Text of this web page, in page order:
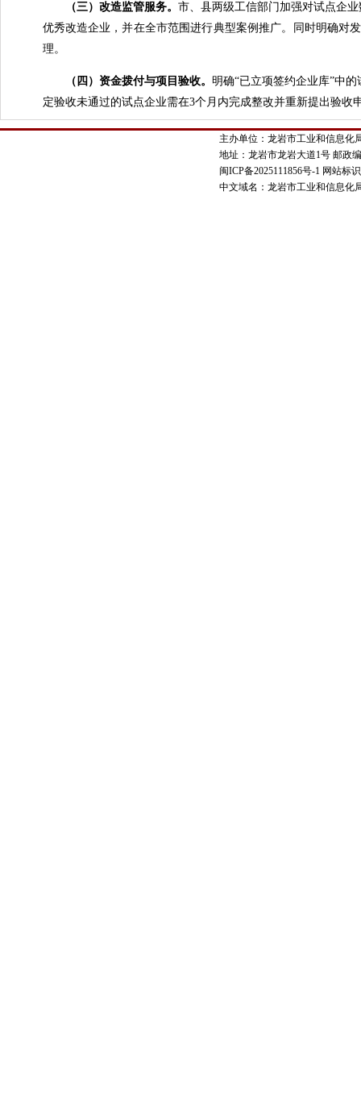
（三）改造监管服务。 市、县两级工信部门加强对试点企
优秀改造企业，并在全市范围进行典型案例推广。同时明确对
理。
（四）资金拨付与项目验收。 明确“已立项签约企业库”中
定验收未通过的试点企业需在3个月内完成整改并重新提出验收